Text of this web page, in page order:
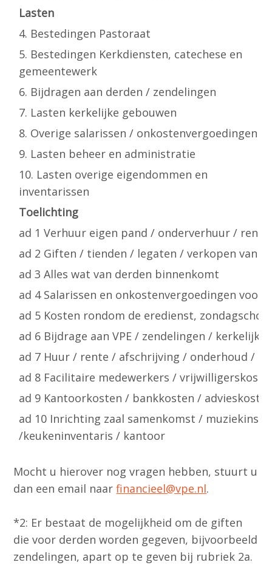
Lasten
4. Bestedingen Pastoraat
5. Bestedingen Kerkdiensten, catechese en
gemeentewerk
6. Bijdragen aan derden / zendelingen
7. Lasten kerkelijke gebouwen
8. Overige salarissen / onkostenvergoedingen
9. Lasten beheer en administratie
10. Lasten overige eigendommen en
inventarissen
Toelichting
ad 1 Verhuur eigen pand / onderverhuur /
ad 2 Giften / tienden / legaten / verkopen van
ad 3 Alles wat van derden binnenkomt
ad 4 Salarissen en onkostenvergoedingen
ad 5 Kosten rondom de eredienst,
ad 6 Bijdrage aan VPE / zendelingen /
ad 7 Huur / rente / afschrijving / onderhoud /
ad 8 Facilitaire medewerkers /
ad 9 Kantoorkosten / bankkosten /
ad 10 Inrichting zaal samenkomst /
/keukeninventaris / kantoor
Mocht u hierover nog vragen hebben, stuurt u
dan een email naarfinancieel@vpe.nl.
*2: Er bestaat de mogelijkheid om de giften
die voor derden worden gegeven, bijvoorbeeld
zendelingen, apart op te geven bij rubriek 2a.